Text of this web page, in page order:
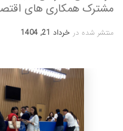
مشترک همکاری های
منتشر شده در خرداد 21, 1404